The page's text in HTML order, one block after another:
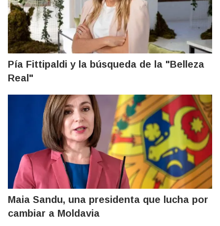
Pía Fittipaldi y la búsqueda de la "Belleza
Real"
Maia Sandu, una presidenta que lucha por
cambiar a Moldavia